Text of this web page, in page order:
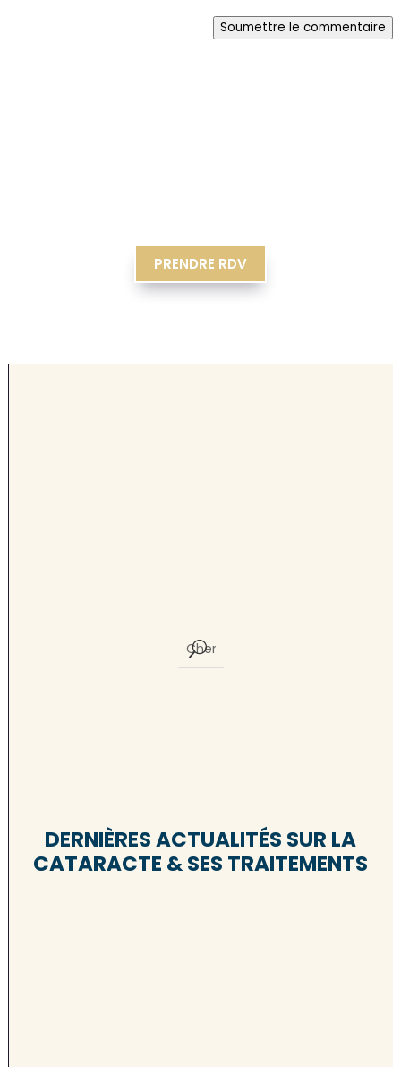
Soumettre le commentaire
PRENDRE RDV
DERNIÈRES ACTUALITÉS SUR LA
CATARACTE & SES TRAITEMENTS